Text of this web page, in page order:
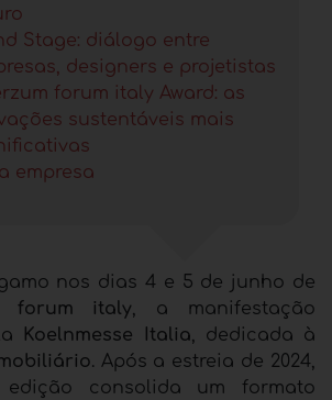
Stage: diálogo entre
designers e projetistas
forum italy Award: as
sustentáveis mais
empresa
nos dias 4 e 5 de junho de
forum italy, a manifestação
Koelnmesse Italia, dedicada à
. Após a estreia de 2024,
edição consolida um formato